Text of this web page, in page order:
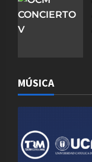
MÚSICA